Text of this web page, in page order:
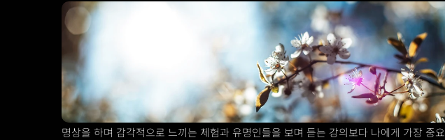
명상을 하며 감각적으로 느끼는 체험과 유명인들을 보며 듣는 강의보다 나에게 가장 중요